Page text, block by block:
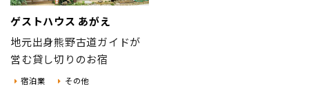
ゲストハウス あがえ
地元出身熊野古道ガイドが
営む貸し切りのお宿
宿泊業 その他